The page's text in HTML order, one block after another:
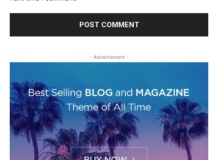
- Advertisment -